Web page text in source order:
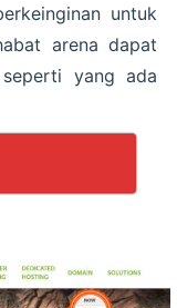
untuk
arena dapat
yang ada